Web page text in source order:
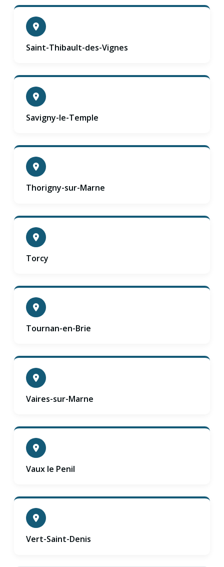
Saint-Thibault-des-Vignes
Savigny-le-Temple
Thorigny-sur-Marne
Torcy
Tournan-en-Brie
Vaires-sur-Marne
Vaux le Penil
Vert-Saint-Denis